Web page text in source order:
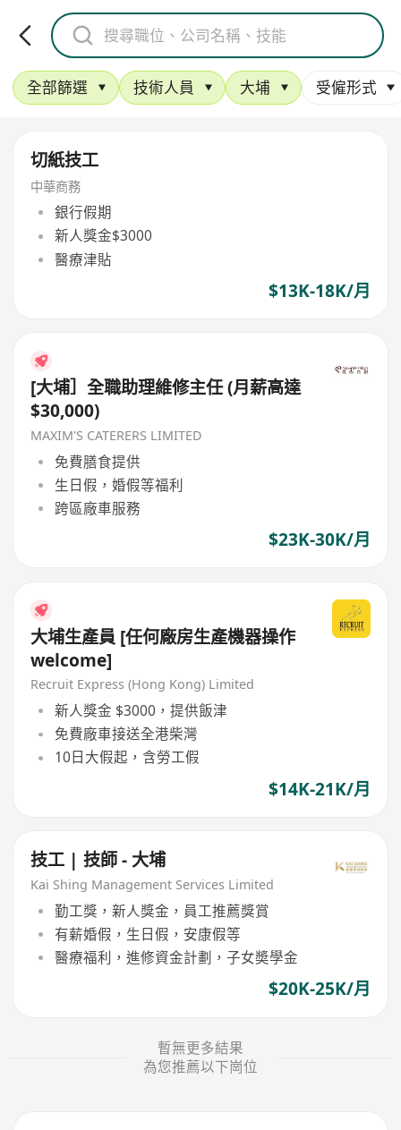
全部篩選 技術人員 大埔 受僱形式
切紙技工
中華商務
銀行假期
新人獎金$3000
醫療津貼
$13K-18K/月
[大埔］全職助理維修主任 (月薪高達
$30,000)
MAXIM'S CATERERS LIMITED
免費膳食提供
生日假，婚假等福利
跨區廠車服務
$23K-30K/月
大埔生產員 [任何廠房生產機器操作
welcome]
Recruit Express (Hong Kong) Limited
新人獎金 $3000，提供飯津
免費廠車接送全港柴灣
10日大假起，含勞工假
$14K-21K/月
技工 | 技師 - 大埔
Kai Shing Management Services Limited
勤工獎，新人獎金，員工推薦獎賞
有薪婚假，生日假，安康假等
醫療福利，進修資金計劃，子女奬學金
$20K-25K/月
暫無更多結果
為您推薦以下崗位